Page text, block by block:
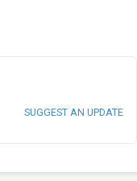
SUGGEST AN UPDATE